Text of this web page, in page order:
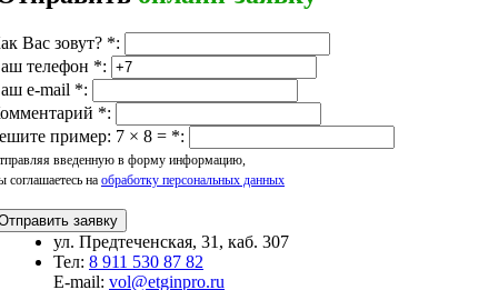
Вас зовут? *:
телефон *:
e-mail *:
*:
пример: 7 × 8 = *:
введенную в форму информацию,
соглашаетесь на обработку персональных данных
заявку
ул. Предтеченская, 31, каб. 307
Тел: 8 911 530 87 82
E-mail: vol@etginpro.ru